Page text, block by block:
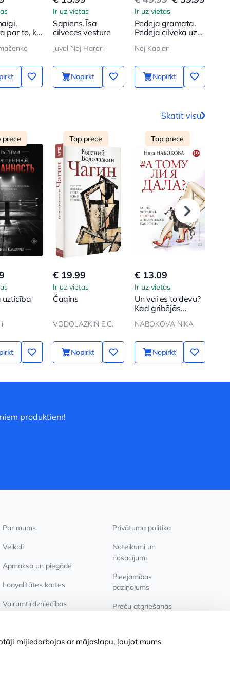
par to, kā
Ir uz vietas
Sapiens. Īsa
cilvēces vēsture
Juval Noj Harari
Nopirkt
Ir uz vietas
Pēdējā grāmata.
Pēdējā cilvēka uz
dienasgrāmata
Noj Kaplan
Nopirkt
Skatīt visu
prece
uzticība
Top prece
€ 19.99
Ir uz vietas
Čagins
VODOLAZKIN E.G.
Nopirkt
Top prece
€ 13.09
Ir uz vietas
Un vai es to devu?
Kad gribējās
kā vienmēr
NABOKOVA NIKA
Nopirkt
produktiem!
Par mums
Veikali
Apmaksa un piegāde
Loayalitātes kartes
Vairumtirdzniecības
Privātuma politika
Noteikumi un
nosacījumi
Pieejamības
paziņojums
Preču atgriešanās
mijiedarbojas ar mājaslapu, ļaujot mums